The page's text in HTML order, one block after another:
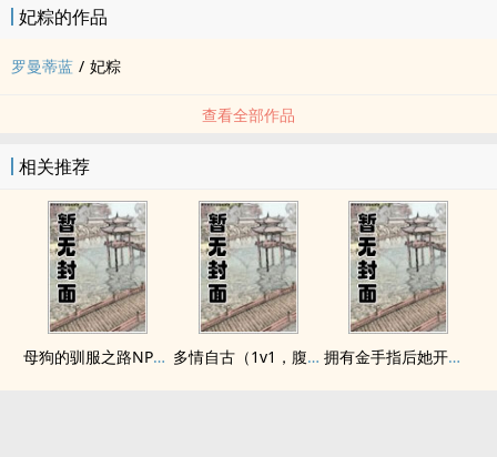
妃粽的作品
罗曼蒂蓝 / 妃粽
查看全部作品
相关推荐
母狗的驯服之路NP（强制爱） 多情自古（1v1，腹黑内侍咸鱼皇后） 拥有金手指后她开始为所欲为（nph）